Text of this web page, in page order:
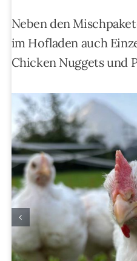
Neben den
im Hofladen auch
Chicken Nuggets und